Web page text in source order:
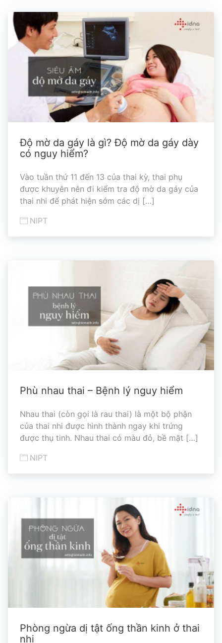
Độ mờ da gáy là gì? Độ mờ da gáy dày
có nguy hiểm?
Vào tuần thứ 11 đến 13 của thai kỳ, thai phụ
được khuyên nên đi kiểm tra độ mờ da gáy của
thai nhi để phát hiện sớm các dị […]
NIPT
Phù nhau thai – Bệnh lý nguy hiểm
Nhau thai (còn gọi là rau thai) là một bộ phận
của thai nhi được hình thành ngay khi trứng
được thụ tinh. Nhau thai có màu đỏ, bề mặt […]
NIPT
Phòng ngừa dị tật ống thần kinh ở thai
nhi